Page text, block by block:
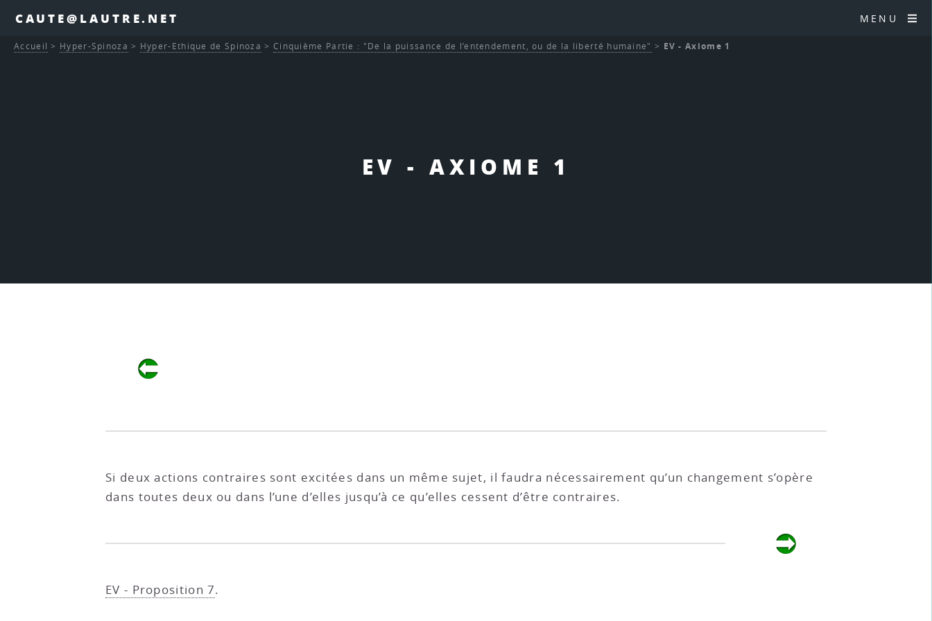
CAUTE@LAUTRE.NET MENU
EV - AXIOME 1
Accueil > Hyper-Spinoza > Hyper-Ethique de Spinoza > Cinquième Partie : "De la puissance de l’entendement, ou de la liberté humaine" > EV - Axiome 1
Si deux actions contraires sont excitées dans un même sujet, il faudra nécessairement qu’un changement s’opère
dans toutes deux ou dans l’une d’elles jusqu’à ce qu’elles cessent d’être contraires.
EV - Proposition 7.